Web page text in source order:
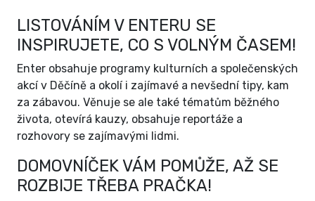
LISTOVÁNÍM V ENTERU SE
INSPIRUJETE, CO S VOLNÝM ČASEM!
Enter obsahuje programy kulturních a společenských
akcí v Děčíně a okolí i zajímavé a nevšední tipy, kam
za zábavou. Věnuje se ale také tématům běžného
života, otevírá kauzy, obsahuje reportáže a
rozhovory se zajímavými lidmi.
DOMOVNÍČEK VÁM POMŮŽE, AŽ SE
ROZBIJE TŘEBA PRAČKA!